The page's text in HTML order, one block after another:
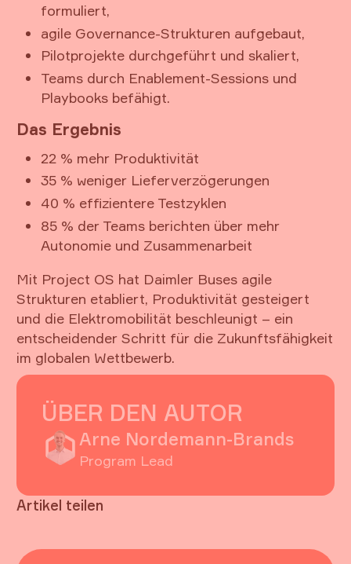
formuliert,
agile Governance-Strukturen aufgebaut,
Pilotprojekte durchgeführt und skaliert,
Teams durch Enablement-Sessions und
Playbooks befähigt.
Das Ergebnis
22 % mehr Produktivität
35 % weniger Lieferverzögerungen
40 % effizientere Testzyklen
85 % der Teams berichten über mehr
Autonomie und Zusammenarbeit
Mit Project OS hat Daimler Buses agile
Strukturen etabliert, Produktivität gesteigert
und die Elektromobilität beschleunigt – ein
entscheidender Schritt für die Zukunftsfähigkeit
im globalen Wettbewerb.
ÜBER DEN AUTOR
Arne Nordemann-Brands
Program Lead
Artikel teilen